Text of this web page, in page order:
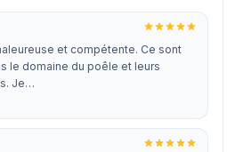
et compétente. Ce sont
le domaine du poêle et leurs
Je…